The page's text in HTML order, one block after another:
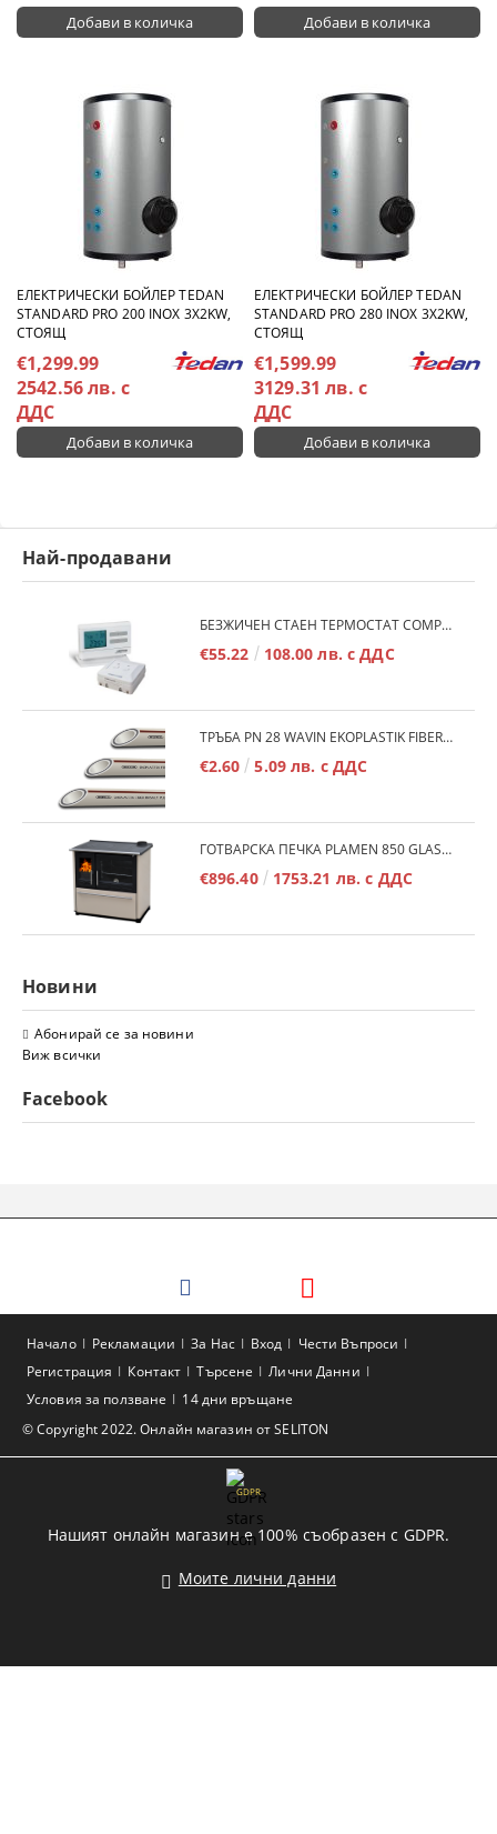
ЕЛЕКТРИЧЕСКИ БОЙЛЕР TEDAN
STANDARD PRO 200 INOX 3X2KW,
СТОЯЩ
€1,299.99
2542.56 лв. с
ДДС
ЕЛЕКТРИЧЕСКИ БОЙЛЕР TEDAN
STANDARD PRO 280 INOX 3X2KW,
СТОЯЩ
€1,599.99
3129.31 лв. с
ДДС
Най-продавани
БЕЗЖИЧЕН СТАЕН ТЕРМОСТАТ COMPUTHERM Q7RF
€55.22 108.00 лв. с ДДС
ТРЪБА PN 28 WAVIN EKOPLASTIK FIBER BASALT PLUS - 3М/БР.
€2.60 5.09 лв. с ДДС
ГОТВАРСКА ПЕЧКА PLAMEN 850 GLAS 11KW
€896.40 1753.21 лв. с ДДС
Новини
Абонирай се за новини
Виж всички
Facebook
© Copyright 2022. Онлайн магазин от SELITON
Начало Рекламации За Нас Вход
Чести Въпроси
Регистрация
Контакт Търсене
Лични Данни
Условия за ползване
14 дни връщане
GDPR
Нашият онлайн магазин е 100% съобразен с GDPR.
Моите лични данни